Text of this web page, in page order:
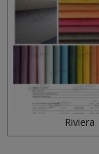
Riviera